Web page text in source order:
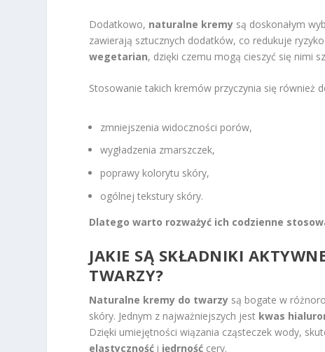
Dodatkowo, naturalne kremy są doskonałym
zawierają sztucznych dodatków, co redukuje
wegetarian, dzięki czemu mogą cieszyć się nimi
Stosowanie takich kremów przyczynia się również
zmniejszenia widoczności porów,
wygładzenia zmarszczek,
poprawy kolorytu skóry,
ogólnej tekstury skóry.
Dlatego warto rozważyć ich codzienne
JAKIE SĄ SKŁADNIKI
TWARZY?
Naturalne kremy do twarzy są bogate w
skóry. Jednym z najważniejszych jest kwas
Dzięki umiejętności wiązania cząsteczek wody,
elastyczność i jędrność cery.